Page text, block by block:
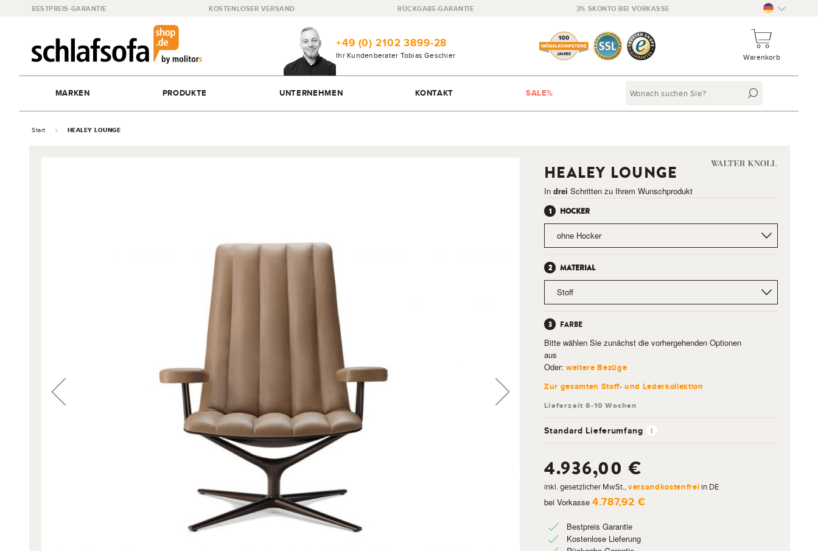
BESTPREIS-GARANTIE KOSTENLOSER VERSAND RÜCKGABE-GARANTIE 3% SKONTO BEI VORKASSE
+49 (0) 2102 3899-28
Ihr Kundenberater Tobias Geschier Warenkorb
MARKEN PRODUKTE UNTERNEHMEN KONTAKT SALE%
Start HEALEY LOUNGE
HEALEY LOUNGE
Indrei Schritten zu Ihrem Wunschprodukt
HOCKER
MATERIAL
FARBE
Bitte wählen Sie zunächst die vorhergehenden Optionen
aus
Oder: weitere Bezüge
Zur gesamten Stoff- und Lederkollektion
Standard Lieferumfang i
4.936,00 €
inkl. gesetzlicher MwSt.,versandkostenfrei in DE
bei Vorkasse 4.787,92 €
Bestpreis Garantie
Kostenlose Lieferung